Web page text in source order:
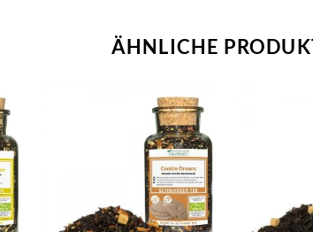
ÄHNLICHE